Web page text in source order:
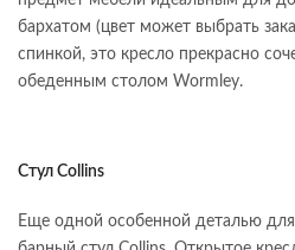
бархатом (цвет может выбрать
спинкой, это кресло прекрасно
обеденным столом Wormley.
Стул Collins
Еще одной особенной деталью для